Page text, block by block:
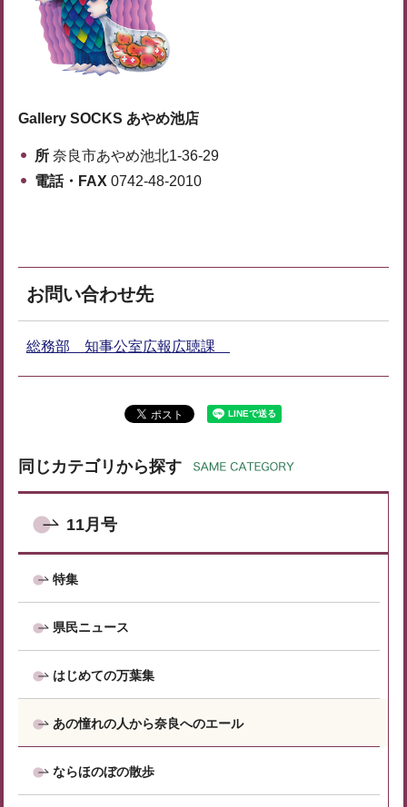
Gallery SOCKS あやめ池店
所 奈良市あやめ池北1-36-29
電話・FAX 0742-48-2010
お問い合わせ先
総務部 知事公室広報広聴課
同じカテゴリから探す
11月号
特集
県民ニュース
はじめての万葉集
あの憧れの人から奈良へのエール
ならほのぼの散歩